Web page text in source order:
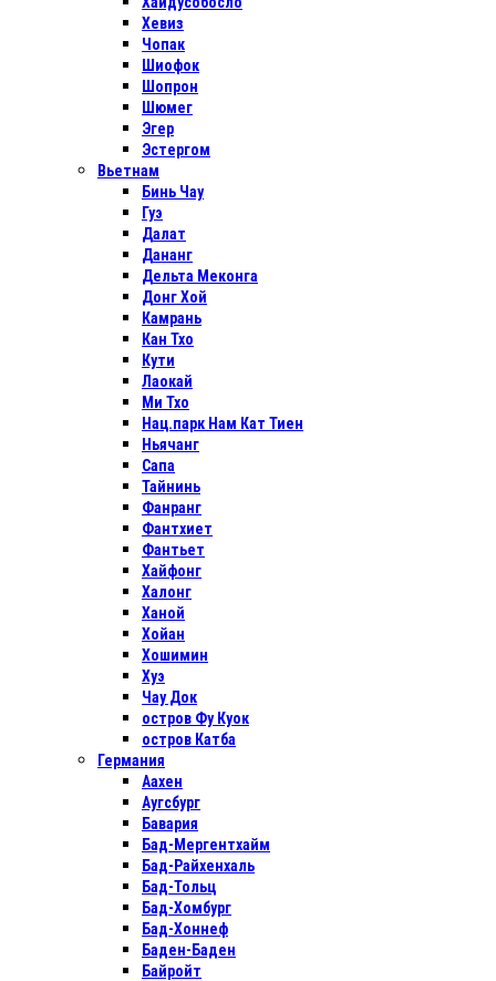
Хевиз
Чопак
Шиофок
Шопрон
Шюмег
Эгер
Эстергом
Вьетнам
Бинь Чау
Гуэ
Далат
Дананг
Дельта Меконга
Донг Хой
Камрань
Кан Тхо
Кути
Лаокай
Ми Тхо
Нац.парк Нам Кат Тиен
Ньячанг
Сапа
Тайнинь
Фанранг
Фантхиет
Фантьет
Хайфонг
Халонг
Ханой
Хойан
Хошимин
Хуэ
Чау Док
остров Фу Куок
остров Катба
Германия
Аахен
Аугсбург
Бавария
Бад-Мергентхайм
Бад-Райхенхаль
Бад-Тольц
Бад-Хомбург
Бад-Хоннеф
Баден-Баден
Байройт